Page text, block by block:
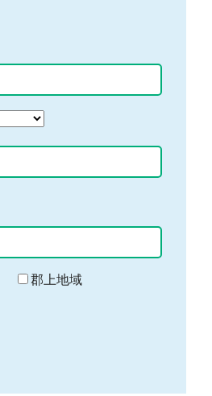
郡上地域